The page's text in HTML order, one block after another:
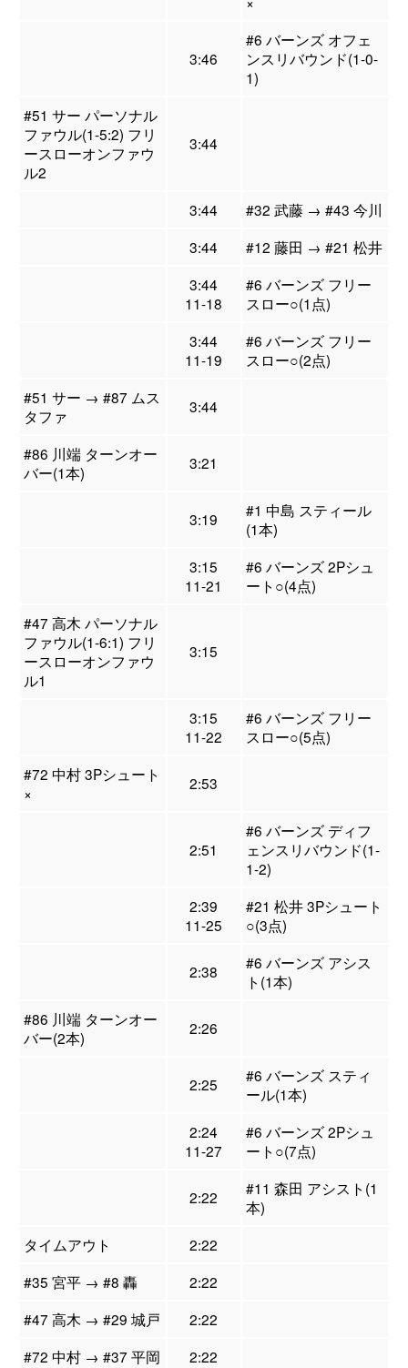
3:46
#6 バーンズ オフェ
ンスリバウンド(1-0-
1)
#51 サー パーソナル
ファウル(1-5:2) フリ
ースローオンファウ
ル2
3:44
3:44
#32 武藤 → #43 今川
3:44
#12 藤田 → #21 松井
3:44
11-18
#6 バーンズ フリー
スロー○(1点)
3:44
11-19
#6 バーンズ フリー
スロー○(2点)
#51 サー → #87 ムス
タファ
3:44
#86 川端 ターンオー
バー(1本)
3:21
3:19
#1 中島 スティール
(1本)
3:15
11-21
#6 バーンズ 2Pシュ
ート○(4点)
#47 高木 パーソナル
ファウル(1-6:1) フリ
ースローオンファウ
ル1
3:15
3:15
11-22
#6 バーンズ フリー
スロー○(5点)
#72 中村 3Pシュート
×
2:53
2:51
#6 バーンズ ディフ
ェンスリバウンド(1-
1-2)
2:39
11-25
#21 松井 3Pシュート
○(3点)
2:38
#6 バーンズ アシス
ト(1本)
#86 川端 ターンオー
バー(2本)
2:26
2:25
#6 バーンズ スティ
ール(1本)
2:24
11-27
#6 バーンズ 2Pシュ
ート○(7点)
2:22
#11 森田 アシスト(1
本)
タイムアウト
2:22
#35 宮平 → #8 轟
2:22
#47 高木 → #29 城戸
2:22
#72 中村 → #37 平岡
2:22